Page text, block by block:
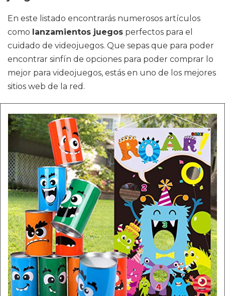
En este listado encontrarás numerosos artículos
como lanzamientos juegos perfectos para el
cuidado de videojuegos. Que sepas que para poder
encontrar sinfín de opciones para poder comprar lo
mejor para videojuegos, estás en uno de los mejores
sitios web de la red.